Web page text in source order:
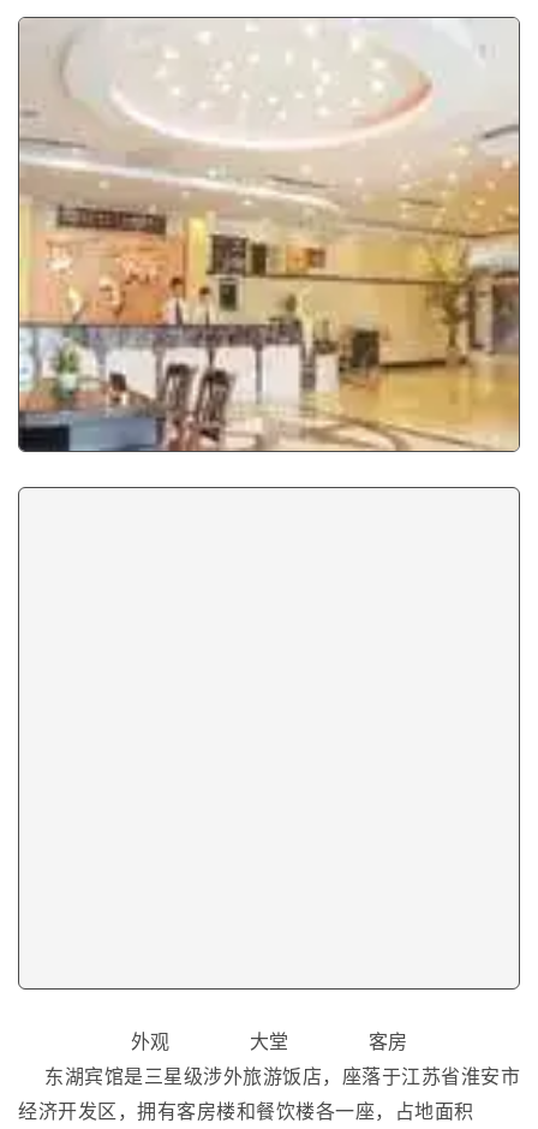
经济开发区，拥有客房楼和餐饮楼各一座，占地面积
12000平方米，总建筑面积7000平方米。宾馆设有大型
停车场、国际标准游泳池、标准网球场等附属设施。整个